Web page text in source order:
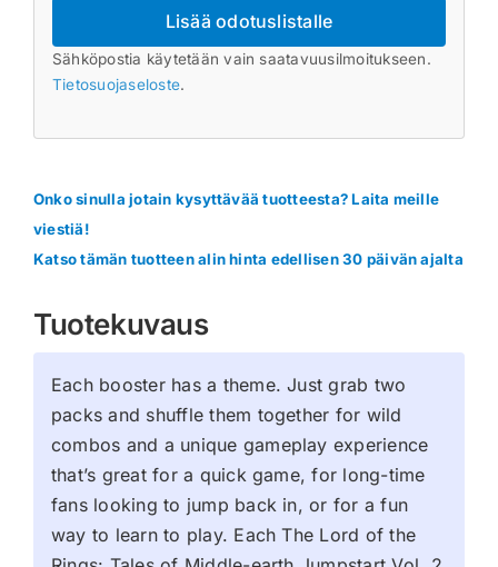
Lisää odotuslistalle
Sähköpostia käytetään vain saatavuusilmoitukseen.
Tietosuojaseloste.
Onko sinulla jotain kysyttävää tuotteesta? Laita meille
viestiä!
Katso tämän tuotteen alin hinta edellisen 30 päivän ajalta
Tuotekuvaus
Each booster has a theme. Just grab two
packs and shuffle them together for wild
combos and a unique gameplay experience
that’s great for a quick game, for long-time
fans looking to jump back in, or for a fun
way to learn to play. Each The Lord of the